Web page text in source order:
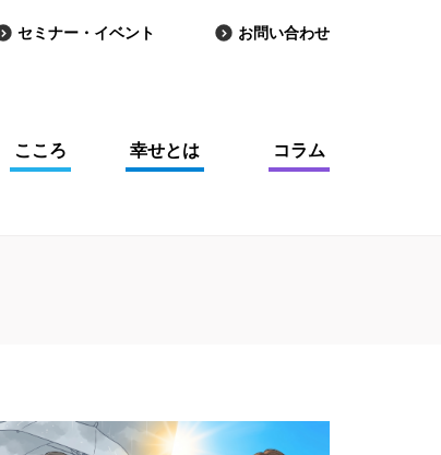
セミナー・イベント お問い合わせ
こころ 幸せとは コラム